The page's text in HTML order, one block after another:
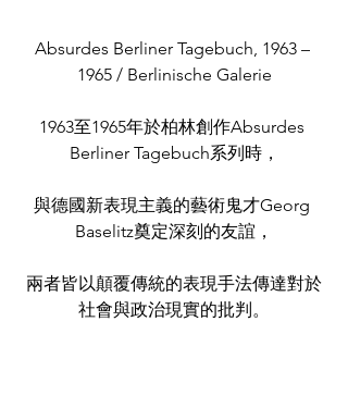
Absurdes Berliner Tagebuch, 1963 –
1965 / Berlinische Galerie
1963至1965年於柏林創作Absurdes
Berliner Tagebuch系列時，
與德國新表現主義的藝術鬼才Georg
Baselitz奠定深刻的友誼，
兩者皆以顛覆傳統的表現手法傳達對於
社會與政治現實的批判。